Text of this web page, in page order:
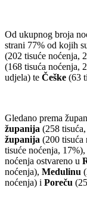
Od ukupnog broja
strani 77% od kojih
(202 tisuće noćenja,
(168 tisuća noćenja,
udjela) te Češke (63
Gledano prema
županija (258
županija (200 tisuća
tisuće noćenja,
noćenja ostvareno u
noćenja), Medulinu
noćenja) i Poreču